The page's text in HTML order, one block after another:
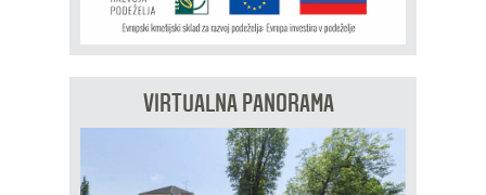
VIRTUALNA PANORAMA